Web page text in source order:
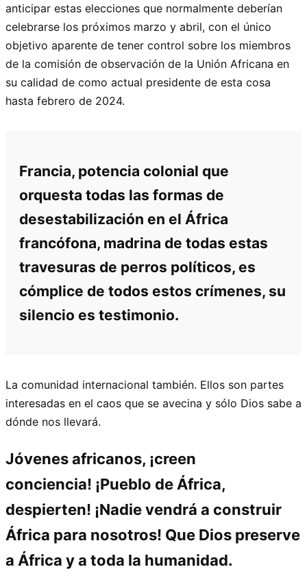
anticipar estas elecciones que normalmente deberían
celebrarse los próximos marzo y abril, con el único
objetivo aparente de tener control sobre los miembros
de la comisión de observación de la Unión Africana en
su calidad de como actual presidente de esta cosa
hasta febrero de 2024.
Francia, potencia colonial que
orquesta todas las formas de
desestabilización en el África
francófona, madrina de todas estas
travesuras de perros políticos, es
cómplice de todos estos crímenes, su
silencio es testimonio.
La comunidad internacional también. Ellos son partes
interesadas en el caos que se avecina y sólo Dios sabe a
dónde nos llevará.
Jóvenes africanos, ¡creen
conciencia! ¡Pueblo de África,
despierten! ¡Nadie vendrá a construir
África para nosotros! Que Dios preserve
a África y a toda la humanidad.